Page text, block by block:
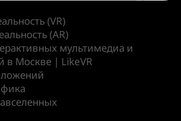
(VR)
(AR)
мультимедиа и
в Москве | LikeVR